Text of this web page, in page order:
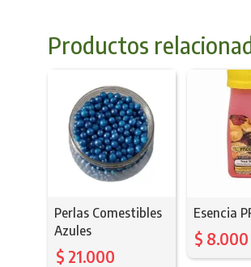
Productos
Perlas Comestibles
Azules
$ 21.000
Esencia
$ 8.000